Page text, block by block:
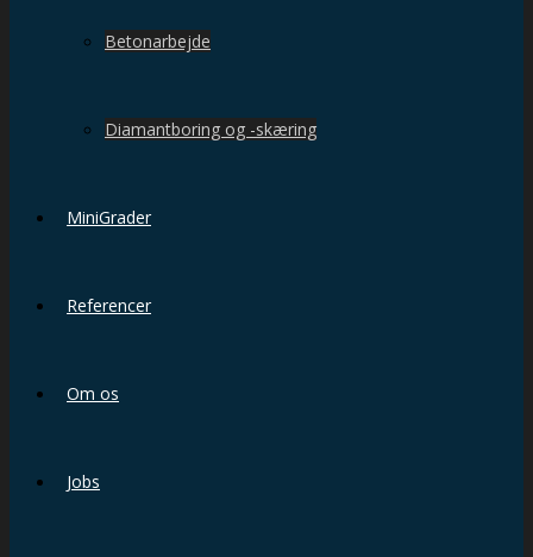
Betonarbejde
Diamantboring og -skæring
MiniGrader
Referencer
Om os
Jobs